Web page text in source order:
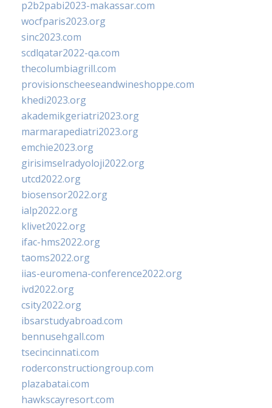
p2b2pabi2023-makassar.com
wocfparis2023.org
sinc2023.com
scdlqatar2022-qa.com
thecolumbiagrill.com
provisionscheeseandwineshoppe.com
khedi2023.org
akademikgeriatri2023.org
marmarapediatri2023.org
emchie2023.org
girisimselradyoloji2022.org
utcd2022.org
biosensor2022.org
ialp2022.org
klivet2022.org
ifac-hms2022.org
taoms2022.org
iias-euromena-conference2022.org
ivd2022.org
csity2022.org
ibsarstudyabroad.com
bennusehgall.com
tsecincinnati.com
roderconstructiongroup.com
plazabatai.com
hawkscayresort.com